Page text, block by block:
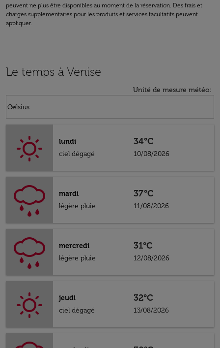
peuvent ne plus être disponibles au moment de la réservation. Des frais et
charges supplémentaires pour les produits et services facultatifs peuvent
appliquer.
Le temps à Venise
Unité de mesure météo:
Celsius
keyboard_arrow_down
lundi
ciel dégagé
34°C
10/08/2026
mardi
légère pluie
37°C
11/08/2026
mercredi
légère pluie
31°C
12/08/2026
jeudi
ciel dégagé
32°C
13/08/2026